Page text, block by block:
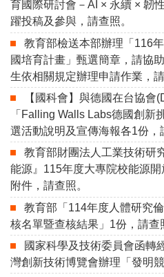
育國際研討會－AI × 永續 × 韌
躍投稿及參與，請查照。
教育部檢送本部辦理「116
國培育計畫」甄選簡章，請協
生依相關規定辦理申請作業，請
【國科會】與德國在台協會
「Falling Walls Labs德國創新
選活動說明及宣傳海報各1份，
教育部財團法人工業技術研
能源』115年度大專院校能源
附件，請查照。
教育部「114年度人體研究
核名單暨查核結果」1份，請查
國家科學及技術委員會函轉
灣創新技術博覽會辦理「發明